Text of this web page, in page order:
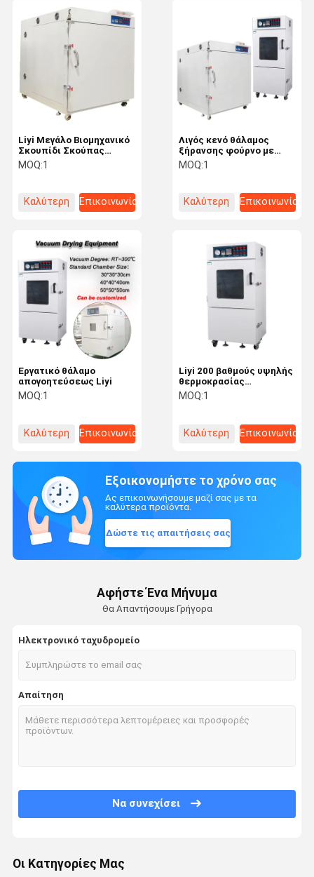
Liyi Μεγάλο Βιομηχανικό
Σκουπίδι Σκούπας
Φούρνο Προσαρμόστε το
θάλαμο κενού
MOQ:1
Καλύτερη
Επικοινωνία
Λιγός κενό θάλαμος
ξήρανσης φούρνο με
αντλία κενού
εργαστηρίου Χρήση
MOQ:1
Καλύτερη
Επικοινωνία
Εργατικό θάλαμο
απογοητεύσεως Liyi
MOQ:1
Καλύτερη
Επικοινωνία
Liyi 200 βαθμούς υψηλής
θερμοκρασίας
εξοπλισμός
στεγνώματος με κενό με
MOQ:1
Καλύτερη
Επικοινωνία
Εξοικονομήστε το χρόνο σας
Ας επικοινωνήσουμε μαζί σας με τα
καλύτερα προϊόντα.
Δώστε τις απαιτήσεις σας
Αφήστε Ένα Μήνυμα
Θα Απαντήσουμε Γρήγορα
Ηλεκτρονικό ταχυδρομείο
Απαίτηση
Να συνεχίσει
Οι Κατηγορίες Μας